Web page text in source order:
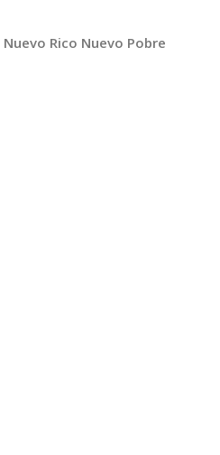
Nuevo Rico Nuevo Pobre